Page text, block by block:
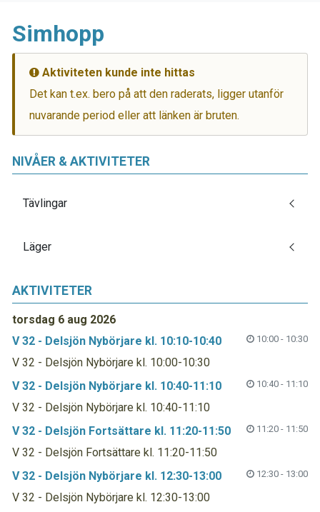
Simhopp
Aktiviteten kunde inte hittas
Det kan t.ex. bero på att den raderats, ligger utanför
nuvarande period eller att länken är bruten.
NIVÅER & AKTIVITETER
Tävlingar
Läger
AKTIVITETER
torsdag 6 aug 2026
V 32 - Delsjön Nybörjare kl. 10:10-10:40
10:00 - 10:30
V 32 - Delsjön Nybörjare kl. 10:00-10:30
V 32 - Delsjön Nybörjare kl. 10:40-11:10
10:40 - 11:10
V 32 - Delsjön Nybörjare kl. 10:40-11:10
V 32 - Delsjön Fortsättare kl. 11:20-11:50
11:20 - 11:50
V 32 - Delsjön Fortsättare kl. 11:20-11:50
V 32 - Delsjön Nybörjare kl. 12:30-13:00
12:30 - 13:00
V 32 - Delsjön Nybörjare kl. 12:30-13:00